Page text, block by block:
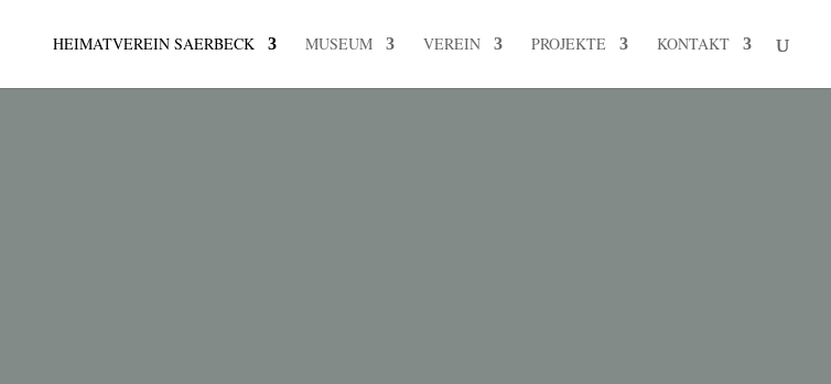
HEIMATVEREIN SAERBECK MUSEUM VEREIN PROJEKTE KONTAKT